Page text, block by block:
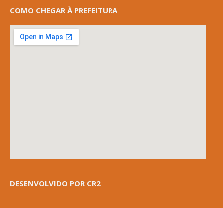
COMO CHEGAR À PREFEITURA
DESENVOLVIDO POR CR2